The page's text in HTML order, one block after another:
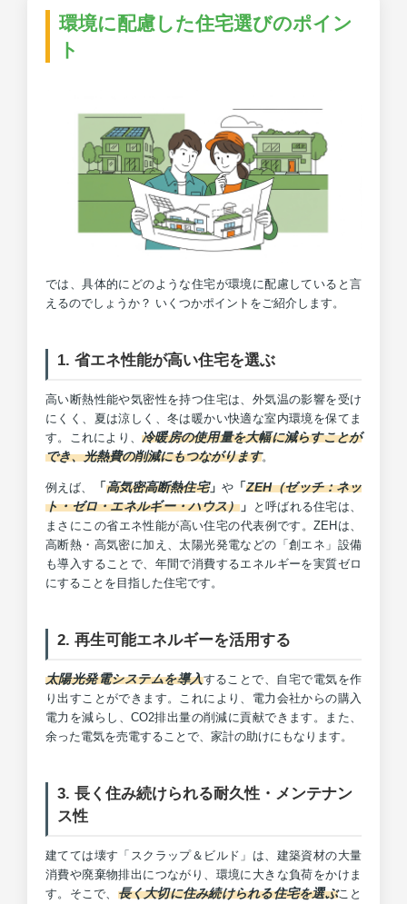
環境に配慮した住宅選びのポイン
ト
では、具体的にどのような住宅が環境に配慮していると言
えるのでしょうか？ いくつかポイントをご紹介します。
1. 省エネ性能が高い住宅を選ぶ
高い断熱性能や気密性を持つ住宅は、外気温の影響を受け
にくく、夏は涼しく、冬は暖かい快適な室内環境を保てま
す。これにより、 冷暖房の使用量を大幅に減らすことが
でき、光熱費の削減にもつながります。
例えば、 「高気密高断熱住宅」 や 「ZEH（ゼッチ：ネッ
ト・ゼロ・エネルギー・ハウス） 」
と呼ばれる住宅は、
まさにこの省エネ性能が高い住宅の代表例です。ZEHは、
高断熱・高気密に加え、太陽光発電などの「創エネ」設備
も導入することで、年間で消費するエネルギーを実質ゼロ
にすることを目指した住宅です。
2. 再生可能エネルギーを活用する
太陽光発電システムを導入することで、自宅で電気を作
り出すことができます。これにより、電力会社からの購入
電力を減らし、CO2排出量の削減に貢献できます。また、
余った電気を売電することで、家計の助けにもなります。
3. 長く住み続けられる耐久性・メンテナン
ス性
建てては壊す「スクラップ＆ビルド」は、建築資材の大量
消費や廃棄物排出につながり、環境に大きな負荷をかけま
す。そこで、 長く大切に住み続けられる住宅を選ぶこと